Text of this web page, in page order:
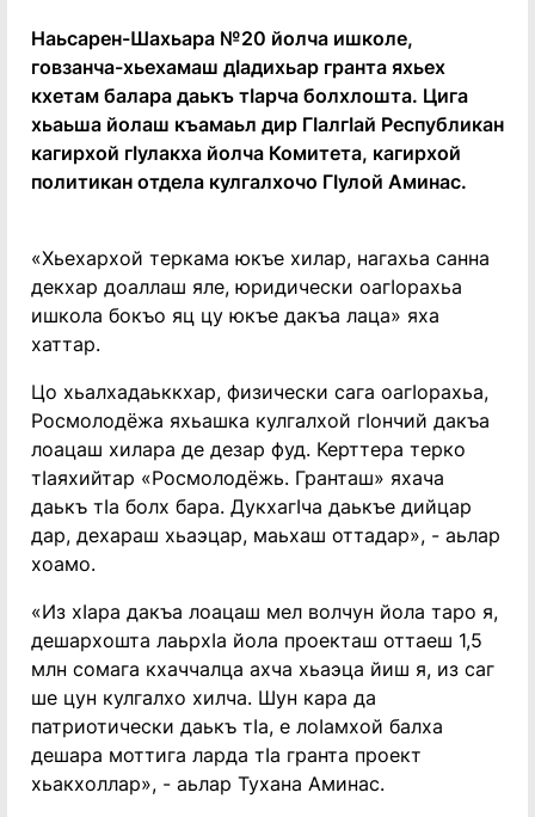
Наьсарен-Шахьара №20 йолча ишколе,
говзанча-хьехамаш дӀадихьар гранта яхьех
кхетам балара даькъ тӀарча болхлошта. Цига
хьаьша йолаш къамаьл дир ГӏалгӀай Республикан
кагирхой гӀулакха йолча Комитета, кагирхой
политикан отдела кулгалхочо Гӏулой Аминас.
«Хьехархой теркама юкъе хилар, нагахьа санна
декхар доаллаш яле, юридически оагӀорахьа
ишкола бокъо яц цу юкъе дакъа лаца» яха
хаттар.
Цо хьалхадаьккхар, физически сага оагӀорахьа,
Росмолодёжа яхьашка кулгалхой гӏончий дакъа
лоацаш хилара де дезар фуд. Керттера терко
тӀаяхийтар «Росмолодёжь. Гранташ» яхача
даькъ тӀа болх бара. ДукхагӀча даькъе дийцар
дар, дехараш хьаэцар, маьхаш оттадар», - аьлар
хоамо.
«Из хӀара дакъа лоацаш мел волчун йола таро я,
дешархошта лаьрхӀа йола проекташ оттаеш 1,5
млн сомага кхаччалца ахча хьаэца йиш я, из саг
ше цун кулгалхо хилча. Шун кара да
патриотически даькъ тӀа, е лоӀамхой балха
дешара моттига ларда тӀа гранта проект
хьакхоллар», - аьлар Тухана Аминас.